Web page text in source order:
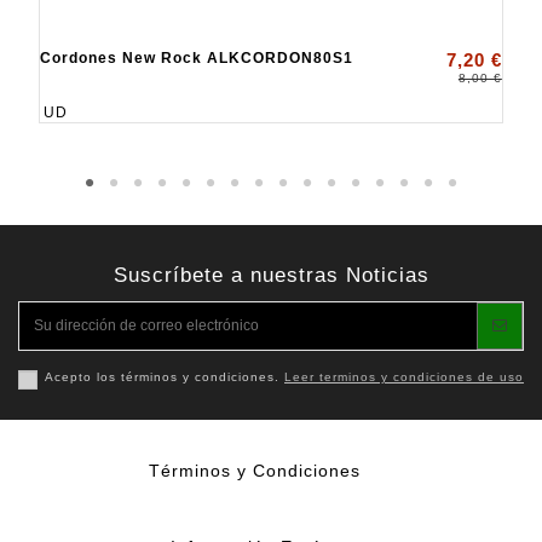
Cordones New Rock ALKCORDON80S1 7,20 €
8,00 €
UD
Suscríbete a nuestras Noticias
Acepto los términos y condiciones. Leer terminos y condiciones de uso
Términos y Condiciones